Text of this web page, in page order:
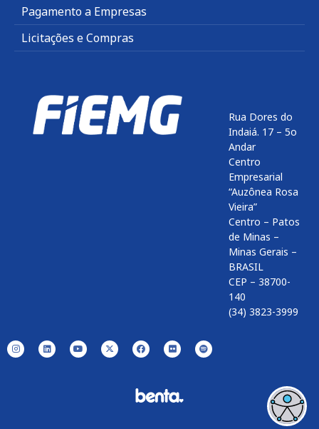
Pagamento a Empresas
Licitações e Compras
Rua Dores do
Indaiá. 17 – 5o
Andar
Centro
Empresarial
“Auzônea Rosa
Vieira”
Centro – Patos
de Minas –
Minas Gerais –
BRASIL
CEP – 38700-
140
(34) 3823-3999